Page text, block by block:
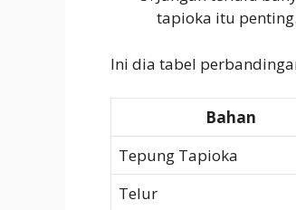
tapioka itu penting.
Ini dia tabel
Bahan
Tepung Tapioka
Telur